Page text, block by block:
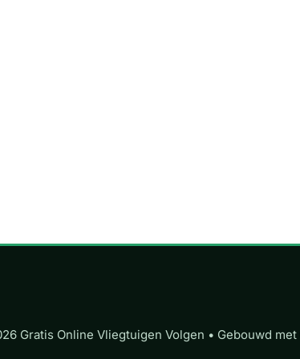
Gratis Online Vliegtuigen Volgen • Gebouwd met